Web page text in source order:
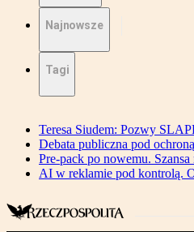
Najnowsze
Tagi
Teresa Siudem: Pozwy
Debata publiczna pod
Pre-pack po nowemu.
AI w reklamie pod kontrolą.